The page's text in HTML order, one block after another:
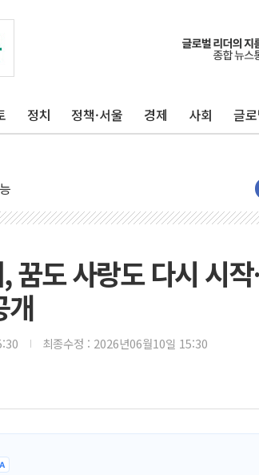
정치 정책·서울 경제 사회 글
, 꿈도 사랑도 다시 시
개
최종수정 : 2026년06월10일 15:30